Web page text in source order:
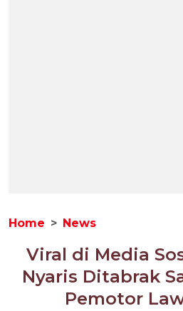
Home News
Viral di Media
Nyaris Ditabrak
Pemotor